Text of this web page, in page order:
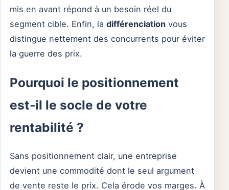
mis en avant répond à un besoin réel du
segment cible. Enfin, la différenciation vous
distingue nettement des concurrents pour éviter
la guerre des prix.
Pourquoi le positionnement
est-il le socle de votre
rentabilité ?
Sans positionnement clair, une entreprise
devient une commodité dont le seul argument
de vente reste le prix. Cela érode vos marges. À